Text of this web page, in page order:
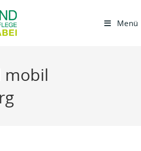
Menü
mobil